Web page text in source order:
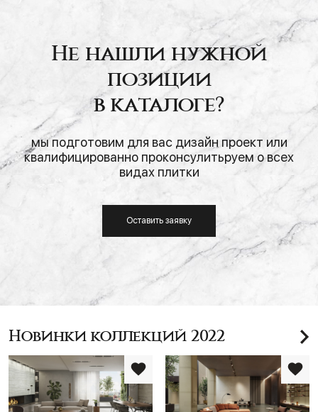
Не нашли нужной
позиции
в каталоге?
мы подготовим для вас дизайн проект или
квалифицированно проконсулитьруем о всех
видах плитки
Оставить заявку
Новинки коллекций 2022